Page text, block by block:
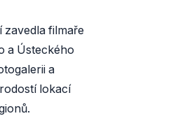
filmaře
a Ústeckého
a
lokací